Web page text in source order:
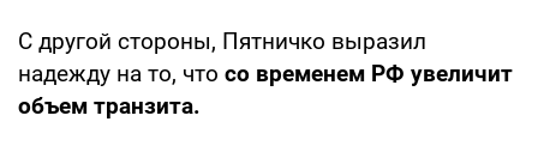
С другой стороны, Пятничко выразил
надежду на то, что со временем РФ увеличит
объем транзита.